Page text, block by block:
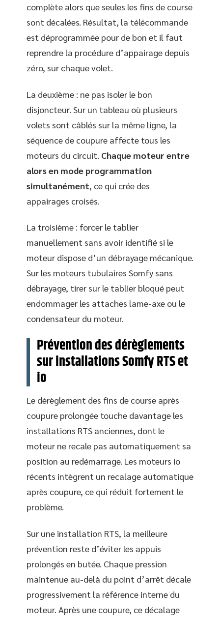
complète alors que seules les fins de course
sont décalées. Résultat, la télécommande
est déprogrammée pour de bon et il faut
reprendre la procédure d’appairage depuis
zéro, sur chaque volet.
La deuxième : ne pas isoler le bon
disjoncteur. Sur un tableau où plusieurs
volets sont câblés sur la même ligne, la
séquence de coupure affecte tous les
moteurs du circuit. Chaque moteur entre
alors en mode programmation
simultanément, ce qui crée des
appairages croisés.
La troisième : forcer le tablier
manuellement sans avoir identifié si le
moteur dispose d’un débrayage mécanique.
Sur les moteurs tubulaires Somfy sans
débrayage, tirer sur le tablier bloqué peut
endommager les attaches lame-axe ou le
condensateur du moteur.
Prévention des dérèglements
sur installations Somfy RTS et
io
Le dérèglement des fins de course après
coupure prolongée touche davantage les
installations RTS anciennes, dont le
moteur ne recale pas automatiquement sa
position au redémarrage. Les moteurs io
récents intègrent un recalage automatique
après coupure, ce qui réduit fortement le
problème.
Sur une installation RTS, la meilleure
prévention reste d’éviter les appuis
prolongés en butée. Chaque pression
maintenue au-delà du point d’arrêt décale
progressivement la référence interne du
moteur. Après une coupure, ce décalage